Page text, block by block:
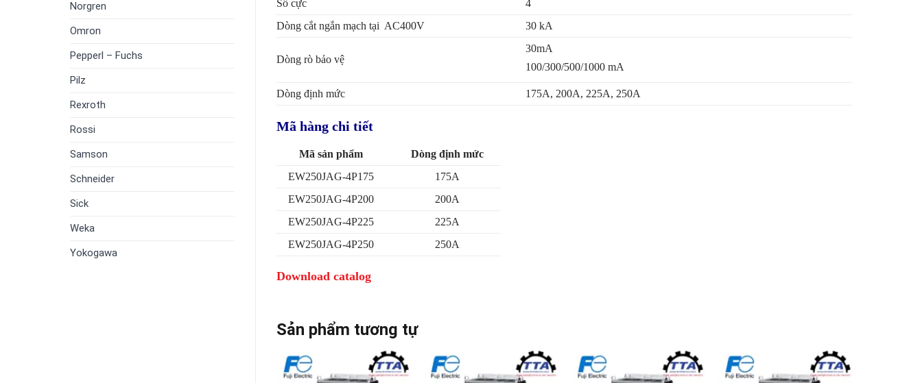
Norgren
Omron
Pepperl – Fuchs
Pilz
Rexroth
Rossi
Samson
Schneider
Sick
Weka
Yokogawa
Số cực
4
Dòng cắt ngắn mạch tại AC400V
30 kA
Dòng rò bảo vệ
30mA
100/300/500/1000 mA
Dòng định mức 175A, 200A, 225A, 250A
Mã hàng chi tiết
Mã sản phẩm
Dòng định mức
EW250JAG-4P175
175A
EW250JAG-4P200
200A
EW250JAG-4P225
225A
EW250JAG-4P250
250A
Download catalog
Sản phẩm tương tự